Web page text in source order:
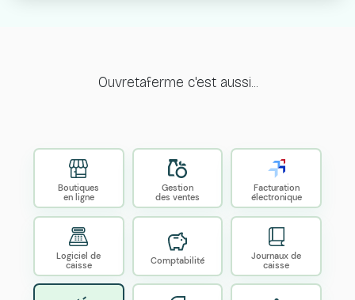
Ouvretaferme c'est aussi...
Boutiques
en ligne
Gestion
des ventes
Facturation
électronique
Logiciel de
caisse
Comptabilité
Journaux de
caisse